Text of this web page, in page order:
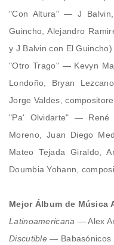
"Con Altura" — J
Guincho, Alejandro
y J Balvin con El Guincho)
"Otro Trago" — Kevyn
Londoño, Bryan
Jorge Valdes,
"Pa' Olvidarte" — René
Moreno, Juan Diego
Mateo Tejada Giraldo,
Doumbia Yohann,
Mejor Álbum de Música
Latinoamericana — Alex
Discutible — Babasónicos